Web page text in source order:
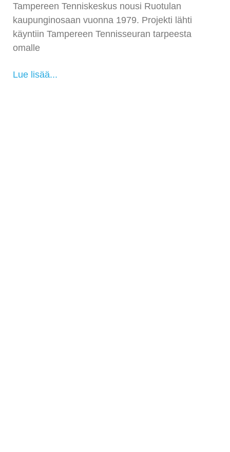
Tampereen Tenniskeskus nousi Ruotulan
kaupunginosaan vuonna 1979. Projekti lähti
käyntiin Tampereen Tennisseuran tarpeesta
omalle
Lue lisää...